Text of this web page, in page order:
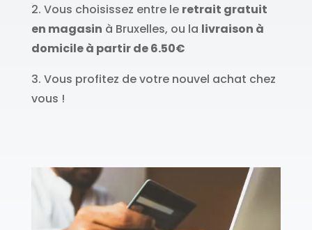
2. Vous choisissez entre le retrait gratuit
en magasin à Bruxelles, ou la livraison à
domicile à partir de 6.50€
3. Vous profitez de votre nouvel achat chez
vous !